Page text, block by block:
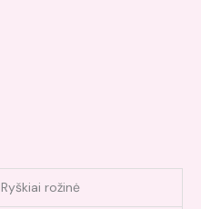
Ryškiai rožinė